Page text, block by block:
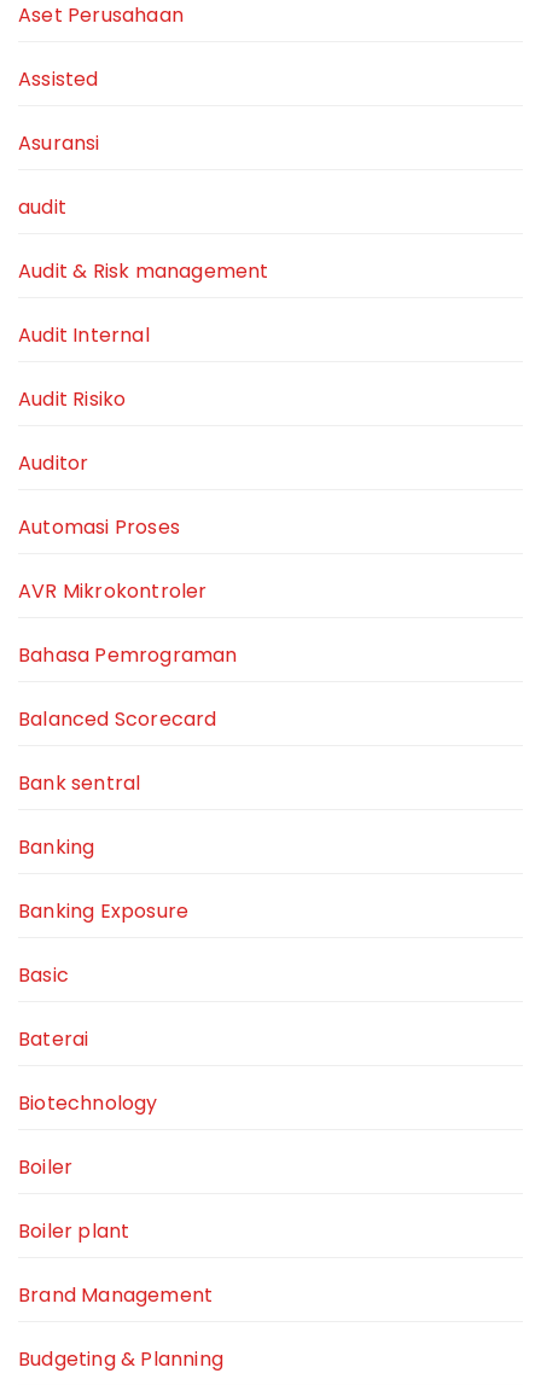
Aset Perusahaan
Assisted
Asuransi
audit
Audit & Risk management
Audit Internal
Audit Risiko
Auditor
Automasi Proses
AVR Mikrokontroler
Bahasa Pemrograman
Balanced Scorecard
Bank sentral
Banking
Banking Exposure
Basic
Baterai
Biotechnology
Boiler
Boiler plant
Brand Management
Budgeting & Planning